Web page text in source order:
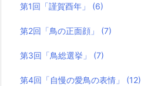
第1回「謹賀酉年」 (6)
第2回「鳥の正面顔」 (7)
第3回「鳥総選挙」 (7)
第4回「自慢の愛鳥の表情」 (12)